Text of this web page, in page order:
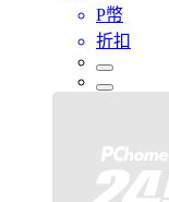
P幣
折扣